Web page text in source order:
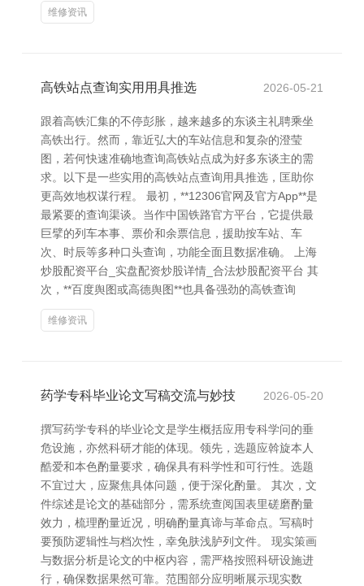
维修资讯
高铁站点查询实用用具推选 2026-05-21
跟着高铁汇集的不停彭胀，越来越多的东谈主礼聘乘坐
高铁出行。然而，靠近弘大的车站信息和复杂的澄莹
图，若何快速准确地查询高铁站点成为好多东谈主的需
求。以下是一些实用的高铁站点查询用具推选，匡助你
更高效地权谋行程。 最初，**12306官网及官方App**是
最紧要的查询渠谈。当作中国铁路官方平台，它提供最
巨擘的列车本事、票价和余票信息，援助按车站、车
次、时辰等多种口头查询，功能全面且数据准确。 上海
炒股配资平台_实盘配资炒股详情_合法炒股配资平台 其
次，**百度舆图或高德舆图**也具备强劲的高铁查询
维修资讯
药学专科毕业论文写稿交流与妙技 2026-05-20
撰写药学专科的毕业论文是学生概括应用专科学问的垂
危设施，亦然科研才能的体现。领先，选题应斡旋本人
酷爱和本色酌量要求，确保具有科学性和可行性。选题
不宜过大，应聚焦具体问题，便于深化酌量。 其次，文
件综述是论文的基础部分，需系统查阅国表里磋磨酌量
效力，梳理酌量近况，明确酌量真谛与革命点。写稿时
要预防逻辑性与档次性，幸免肤浅胪列文件。 现实策画
与数据分析是论文的中枢内容，需严格按照科研设施进
行，确保数据果然可靠。范围部分应明晰展示现实数